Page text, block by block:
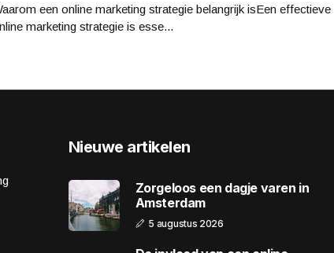
een online marketing strategie belangrijk isEen effectieve
marketing strategie is esse...
Nieuwe artikelen
Zorgeloos een dagje varen in
Amsterdam
5 augustus 2026